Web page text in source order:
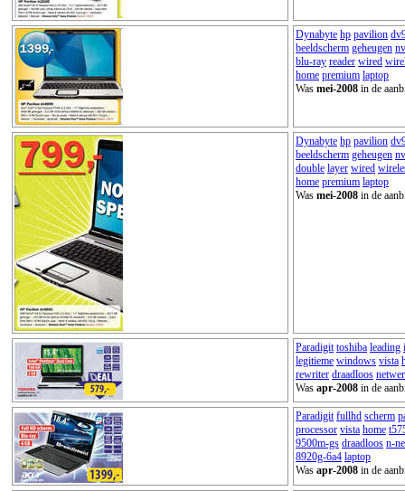
Dynabyte hp pavilion
beeldscherm geheugen
blu-ray reader wired
home premium laptop
Was mei-2008 in de
Dynabyte hp pavilion
beeldscherm geheugen
double layer wired
home premium laptop
Was mei-2008 in de
Paradigit toshiba leading
legitieme windows vista
rewriter draadloos
Was apr-2008 in de
Paradigit fullhd scherm
processor vista home
9500m-gs draadloos n-
8920g-6a4 laptop
Was apr-2008 in de